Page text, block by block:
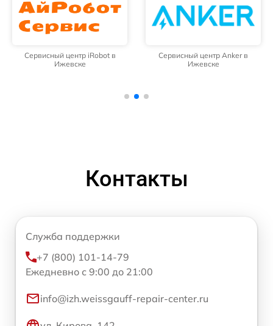
Сервисный центр iRobot в
Ижевске
Сервисный центр Anker в
Ижевске
Контакты
Служба поддержки
+7 (800) 101-14-79
Ежедневно с 9:00 до 21:00
info@izh.weissgauff-repair-center.ru